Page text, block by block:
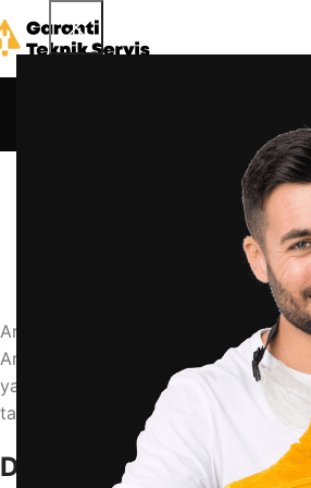
Blog
BLOG
arçelik derin dondurucu
admin
29 Nisan 2026
Arçelik Derin Dondurucu Nasıl
Arçelik derin dondurucunuzun
yapmak hem gıdalarınızın tazeliğini
tasarrufu sağlar. Peki doğru ayar nasıl
Doğru Sıcaklık Ayarı